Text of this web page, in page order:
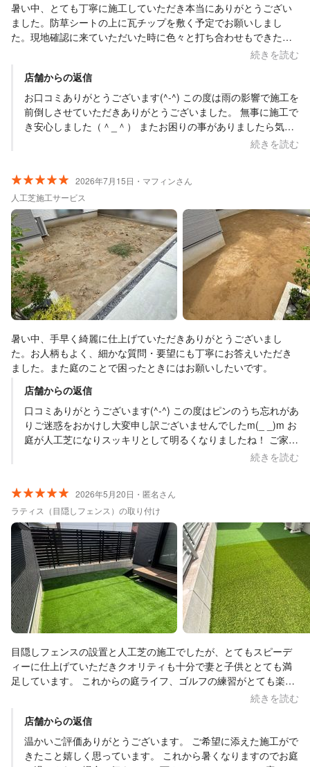
暑い中、とても丁寧に施工していただき本当にありがとうござい
ました。防草シートの上に瓦チップを敷く予定でお願いしまし
た。現地確認に来ていただいた時に色々と打ち合わせもできたの
で安心してお任せすることができました。また、今後もお願いし
続きを読む
店舗からの返信
お口コミありがとうございます(^-^) この度は雨の影響で施工を
前倒しさせていただきありがとうございました。 無事に施工で
き安心しました（＾_＾） またお困りの事がありましたら気楽
続きを読む
2026年7月15日・マフィンさん
人工芝施工サービス
暑い中、手早く綺麗に仕上げていただきありがとうございまし
た。お人柄もよく、細かな質問・要望にも丁寧にお答えいただき
ました。また庭のことで困ったときにはお願いしたいです。
店舗からの返信
口コミありがとうございます(^-^) この度はピンのうち忘れがあ
りご迷惑をおかけし大変申し訳ございませんでしたm(_ _)m お
庭が人工芝になりスッキリとして明るくなりましたね！ ご家族
で楽しい時間をお過ごしくださいね。 ありがとうございました
続きを読む
2026年5月20日・匿名さん
ラティス（目隠しフェンス）の取り付け
目隠しフェンスの設置と人工芝の施工でしたが、とてもスピーデ
ィーに仕上げていただきクオリティも十分で妻と子供ととても満
足しています。 これからの庭ライフ、ゴルフの練習がとても楽し
みです。 打ち合わせからいろいろと相談に乗っていただいたり施
ざいました。 また機会があればお願いします。
続きを読む
店舗からの返信
温かいご評価ありがとうございます。 ご希望に添えた施工がで
きたこと嬉しく思っています。 これから暑くなりますのでお庭